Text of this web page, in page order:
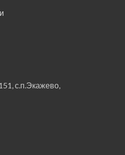
с.п.Экажево,